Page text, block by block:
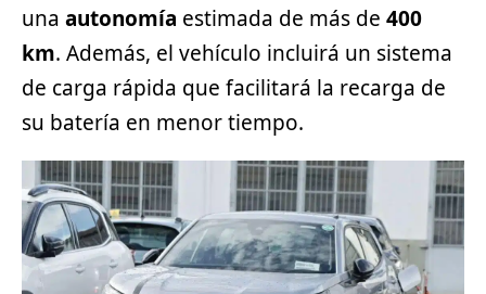
una autonomía estimada de más de 400
km. Además, el vehículo incluirá un sistema
de carga rápida que facilitará la recarga de
su batería en menor tiempo.